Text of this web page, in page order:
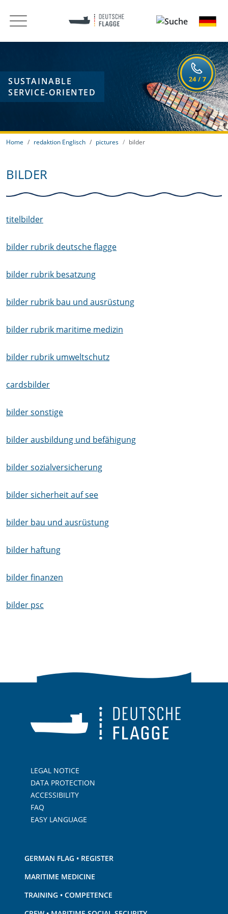
SUSTAINABLE
SERVICE-ORIENTED
Home redaktion Englisch pictures bilder
BILDER
titelbilder
bilder rubrik deutsche flagge
bilder rubrik besatzung
bilder rubrik bau und ausrüstung
bilder rubrik maritime medizin
bilder rubrik umweltschutz
cardsbilder
bilder sonstige
bilder ausbildung und befähigung
bilder sozialversicherung
bilder sicherheit auf see
bilder bau und ausrüstung
bilder haftung
bilder finanzen
bilder psc
LEGAL NOTICE
DATA PROTECTION
ACCESSIBILITY
FAQ
EASY LANGUAGE
GERMAN FLAG • REGISTER
MARITIME MEDICINE
TRAINING • COMPETENCE